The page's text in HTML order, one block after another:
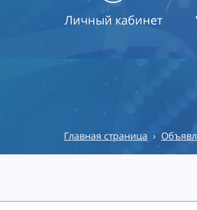
Личный кабинет
Главная страница ›